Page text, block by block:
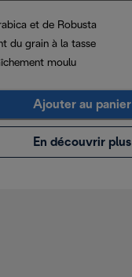
et de Robusta
du grain à la tasse
moulu
Ajouter au panier
En découvrir plus